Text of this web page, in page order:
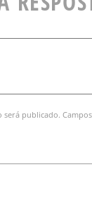
será publicado.